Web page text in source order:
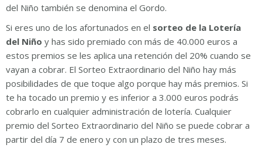
del Niño también se denomina el Gordo.
Si eres uno de los afortunados en el sorteo de la Lotería
del Niño y has sido premiado con más de 40.000 euros a
estos premios se les aplica una retención del 20% cuando se
vayan a cobrar. El Sorteo Extraordinario del Niño hay más
posibilidades de que toque algo porque hay más premios. Si
te ha tocado un premio y es inferior a 3.000 euros podrás
cobrarlo en cualquier administración de lotería. Cualquier
premio del Sorteo Extraordinario del Niño se puede cobrar a
partir del día 7 de enero y con un plazo de tres meses.